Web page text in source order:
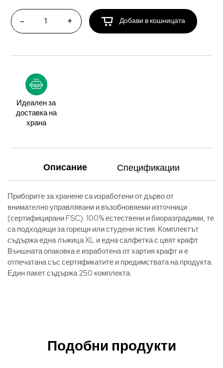
- + Добави в кошницата
Идеален за
доставка на
храна
Описание Спецификации
Приборите за хранене са изработени от дърво от
внимателно управлявани и възобновяеми източници
(сертифицирани FSC). 100% естествени и биоразградими, те
са подходящи за горещи или студени ястия. Комплектът
съдържа една лъжица XL и една салфетка с цвят крафт.
Външната опаковка е изработена от хартия крафт и е
отпечатана със сертификатите и предимствата на продукта.
Един пакет съдържа 250 комплекта.
Подобни продукти